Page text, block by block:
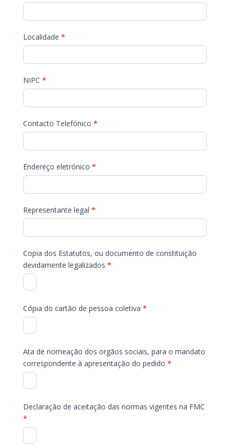
Localidade *
NIPC *
Contacto Telefónico *
Endereço eletrónico *
Representante legal *
Copia dos Estatutos, ou documento de constituição
devidamente legalizados *
Cópia do cartão de pessoa coletiva *
Ata de nomeação dos orgãos sociais, para o mandato
correspondente à apresentação do pedido *
Declaração de aceitação das normas vigentes na FMC
*